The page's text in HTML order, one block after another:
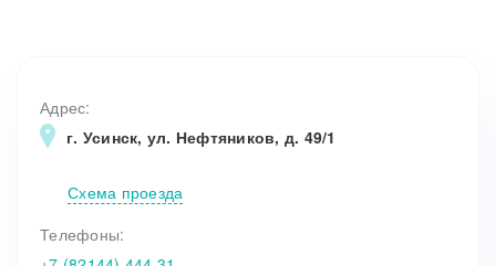
Адрес:
г. Усинск, ул. Нефтяников, д. 49/1
Схема проезда
Телефоны: